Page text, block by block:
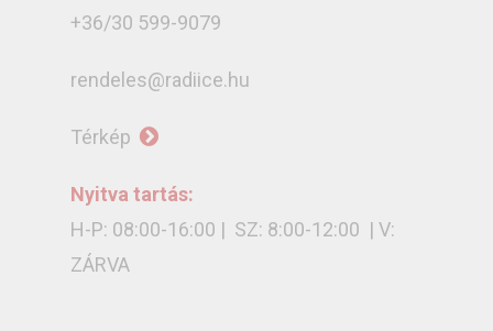
+36/30 599-9079
rendeles@radiice.hu
Térkép
Nyitva tartás:
H-P: 08:00-16:00 | SZ: 8:00-12:00 | V:
ZÁRVA